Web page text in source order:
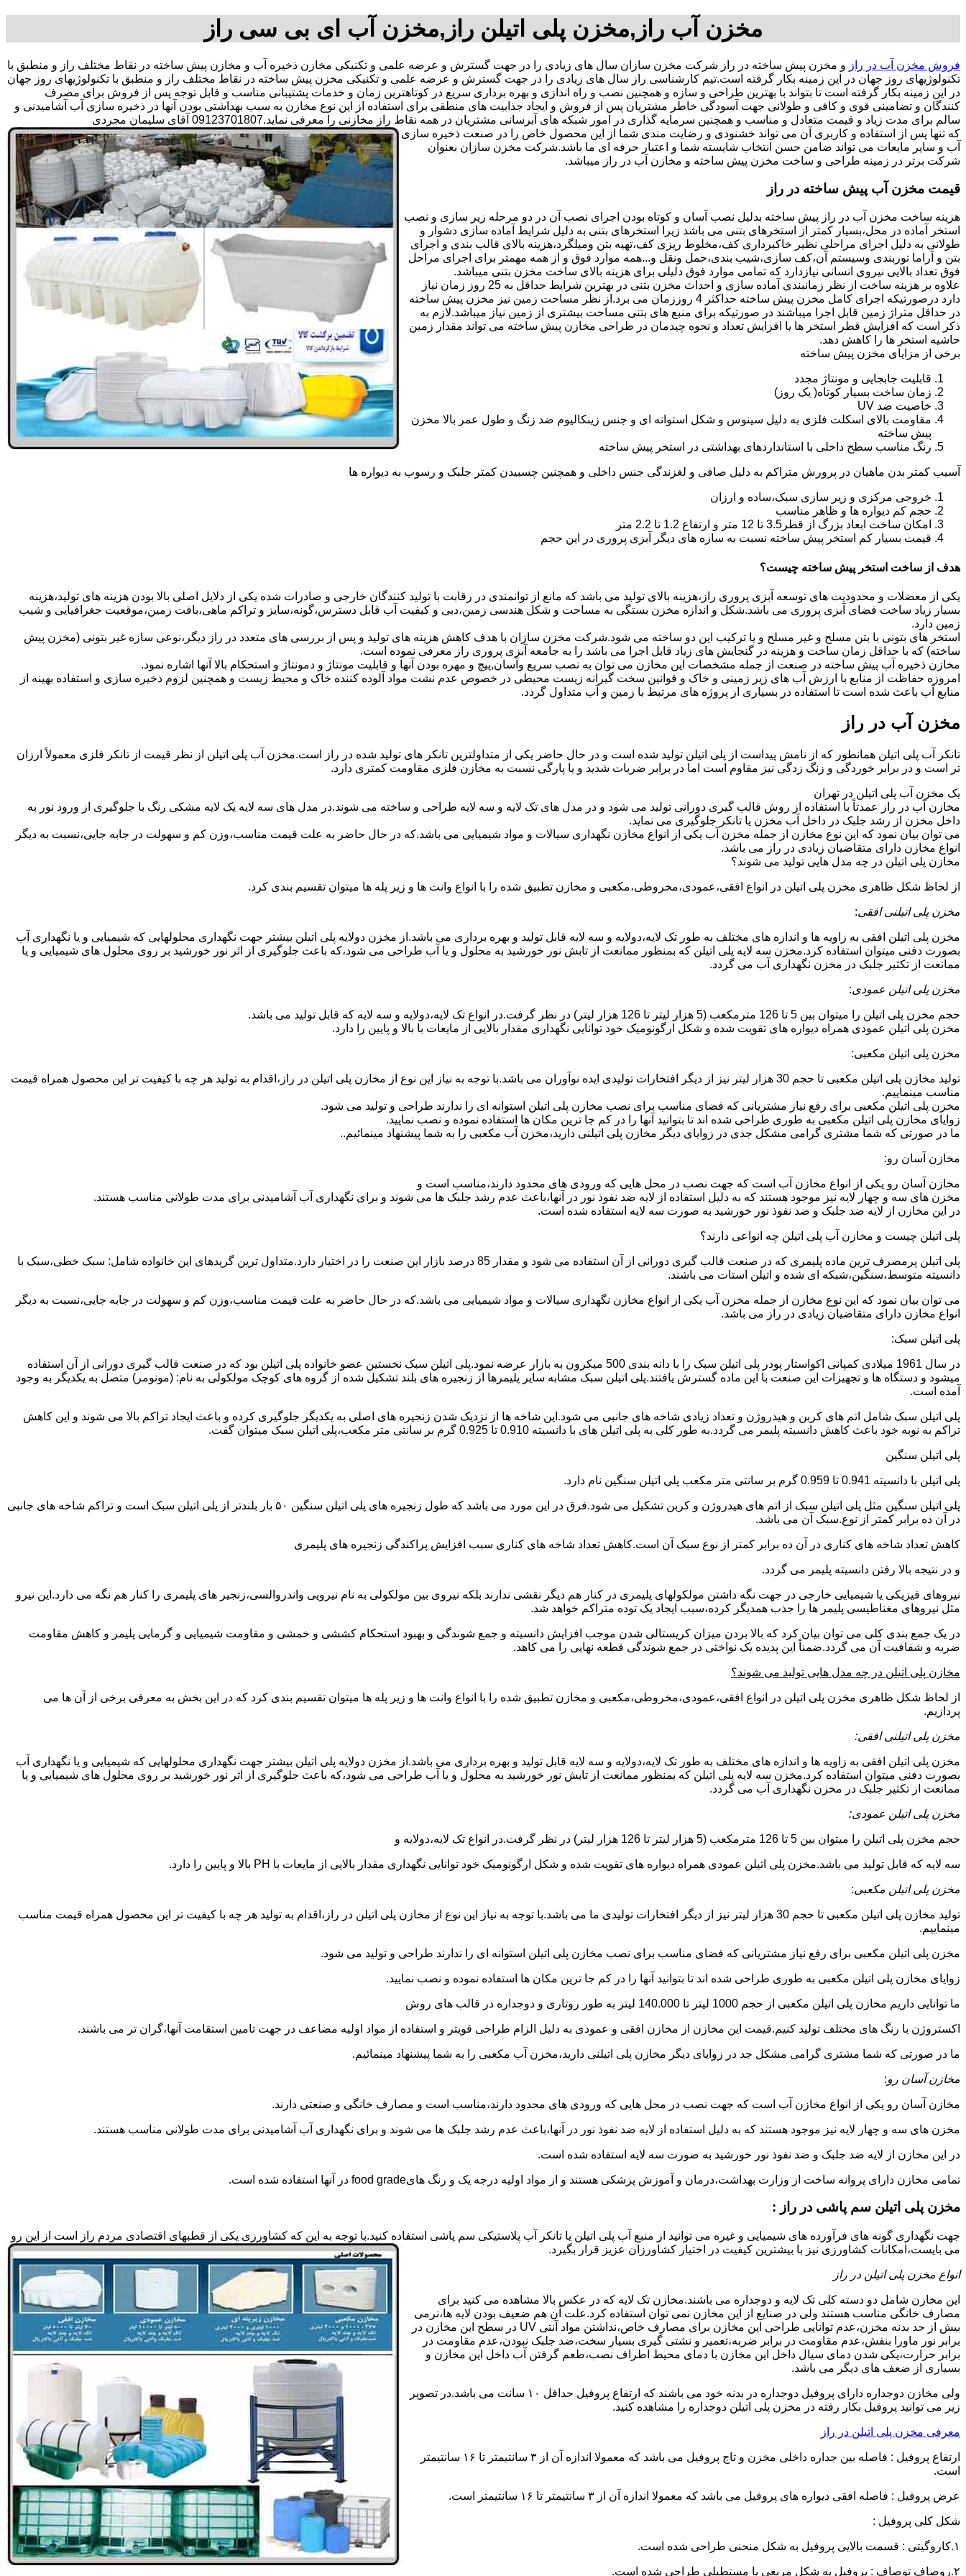
مخزن آب راز,مخزن پلی اتیلن راز,مخزن آب ای بی سی راز
فروش مخزن آب در راز و مخزن پیش ساخته در راز شرکت مخزن سازان سال های زیادی را در جهت گسترش و عرضه علمی و تکنیکی مخازن ذخیره آب و مخازن پیش ساخته در نقاط مختلف راز و منطبق با
تکنولوژیهای روز جهان در این زمینه بکار گرفته است.تیم کارشناسی راز سال های زیادی را در جهت گسترش و عرضه علمی و تکنیکی مخزن پیش ساخته در نقاط مختلف راز و منطبق با تکنولوژیهای روز جهان
در این زمینه بکار گرفته است تا بتواند با بهترین طراحی و سازه و همچنین نصب و راه اندازی و بهره برداری سریع در کوتاهترین زمان و خدمات پشتیبانی مناسب و قابل توجه پس از فروش برای مصرف
کنندگان و تضامینی قوی و کافی و طولانی جهت آسودگی خاطر مشتریان پس از فروش و ایجاد جذابیت های منطقی برای استفاده از این نوع مخازن به سبب بهداشتی بودن آنها در ذخیره سازی آب آشامیدنی و
سالم برای مدت زیاد و قیمت متعادل و مناسب و همچنین سرمایه گذاری در امور شبکه های آبرسانی مشتریان در همه نقاط راز مخازنی را معرفی نماید.09123701807 آقای سلیمان مجردی
که تنها پس از استفاده و کاربری آن می تواند خشنودی و رضایت مندی شما از این محصول خاص را در صنعت ذخیره سازی
آب و سایر مایعات می تواند ضامن حسن انتخاب شایسته شما و اعتبار حرفه ای ما باشد.شرکت مخزن سازان بعنوان
شرکت برتر در زمینه طراحی و ساخت مخزن پیش ساخته و مخازن آب در راز میباشد.
قیمت مخزن آب پیش ساخته در راز
هزینه ساخت مخزن آب در راز پیش ساخته بدلیل نصب آسان و کوتاه بودن اجرای نصب آن در دو مرحله زیر سازی و نصب
استخر آماده در محل،بسیار کمتر از استخرهای بتنی می باشد زیرا استخرهای بتنی به دلیل شرایط آماده سازی دشوار و
طولانی به دلیل اجرای مراحلی نظیر خاکبرداری کف،مخلوط ریزی کف،تهیه بتن ومیلگرد،هزینه بالای قالب بندی و اجرای
بتن و آراما توربندی وسیستم آن،کف سازی،شیب بندی،حمل ونقل و...همه موارد فوق و از همه مهمتر برای اجرای مراحل
فوق تعداد بالایی نیروی انسانی نیازدارد که تمامی موارد فوق دلیلی برای هزینه بالای ساخت مخزن بتنی میباشد.
علاوه بر هزینه ساخت از نظر زمانبندی آماده سازی و احداث مخزن بتنی در بهترین شرایط حداقل به 25 روز زمان نیاز
دارد درصورتیکه اجرای کامل مخزن پیش ساخته حداکثر 4 روززمان می برد.از نظر مساحت زمین نیز مخزن پیش ساخته
در حداقل متراژ زمین قابل اجرا میباشند در صورتیکه برای منبع های بتنی مساحت بیشتری از زمین نیاز میباشد.لازم به
ذکر است که افزایش قطر استخر ها یا افزایش تعداد و نحوه چیدمان در طراحی مخازن پیش ساخته می تواند مقدار زمین
حاشیه استخر ها را کاهش دهد.
برخی از مزایای مخزن پیش ساخته
قابلیت جابجایی و مونتاژ مجدد
زمان ساخت بسیار کوتاه( یک روز)
خاصیت ضد UV
مقاومت بالای اسکلت فلزی به دلیل سینوس و شکل استوانه ای و جنس زینکالیوم ضد زنگ و طول عمر بالا مخزن
پیش ساخته
رنگ مناسب سطح داخلی با استانداردهای بهداشتی در استخر پیش ساخته
آسیب کمتر بدن ماهیان در پرورش متراکم به دلیل صافی و لغزندگی جنس داخلی و همچنین چسبیدن کمتر جلبک و رسوب به دیواره ها
خروجی مرکزی و زیر سازی سبک،ساده و ارزان
حجم کم دیواره ها و ظاهر مناسب
امکان ساخت ابعاد بزرگ از قطر3.5 تا 12 متر و ارتفاع 1.2 تا 2.2 متر
قیمت بسیار کم استخر پیش ساخته نسبت به سازه های دیگر آبزی پروری در این حجم
هدف از ساخت استخر پیش ساخته چیست؟
یکی از معضلات و محدودیت های توسعه آبزی پروری راز،هزینه بالای تولید می باشد که مانع از توانمندی در رقابت با تولید کنندگان خارجی و صادرات شده یکی از دلایل اصلی بالا بودن هزینه های تولید،هزینه
بسیار زیاد ساخت فضای آبزی پروری می باشد.شکل و اندازه مخزن بستگی به مساحت و شکل هندسی زمین،دبی و کیفیت آب قابل دسترس،گونه،سایز و تراکم ماهی،بافت زمین،موقعیت جغرافیایی و شیب
زمین دارد.
استخر های بتونی با بتن مسلح و غیر مسلح و یا ترکیب این دو ساخته می شود.شرکت مخزن سازان با هدف کاهش هزینه های تولید و پس از بررسی های متعدد در راز دیگر،نوعی سازه غیر بتونی (مخزن پیش
ساخته) که با حداقل زمان ساخت و هزینه در گنجایش های زیاد قابل اجرا می باشد را به جامعه آبزی پروری راز معرفی نموده است.
مخازن ذخیره آب پیش ساخته در صنعت از جمله مشخصات این مخازن می توان به نصب سریع وآسان,پیچ و مهره بودن آنها و قابلیت مونتاژ و دمونتاژ و استحکام بالا آنها اشاره نمود.
امروزه حفاظت از منابع با ارزش آب های زیر زمینی و خاک و قوانین سخت گیرانه زیست محیطی در خصوص عدم نشت مواد آلوده کننده خاک و محیط زیست و همچنین لزوم ذخیره سازی و استفاده بهینه از
منابع آب باعث شده است تا استفاده در بسیاری از پروژه های مرتبط با زمین و آب متداول گردد.
مخزن آب در راز
تانکر آب پلی اتیلن همانطور که از نامش پیداست از پلی اتیلن تولید شده است و در حال حاضر یکی از متداولترین تانکر های تولید شده در راز است.مخزن آب پلی اتیلن از نظر قیمت از تانکر فلزی معمولاً ارزان
تر است و در برابر خوردگی و زنگ زدگی نیز مقاوم است اما در برابر ضربات شدید و یا پارگی نسبت به مخازن فلزی مقاومت کمتری دارد.
یک مخزن آب پلی اتیلن در تهران
مخازن آب در راز عمدتاً با استفاده از روش قالب گیری دورانی تولید می شود و در مدل های تک لایه و سه لایه طراحی و ساخته می شوند.در مدل های سه لایه یک لایه مشکی رنگ با جلوگیری از ورود نور به
داخل مخزن از رشد جلبک در داخل آب مخزن یا تانکر جلوگیری می نماید.
می توان بیان نمود که این نوع مخازن از جمله مخزن آب یکی از انواع مخازن نگهداری سیالات و مواد شیمیایی می باشد.که در حال حاضر به علت قیمت مناسب،وزن کم و سهولت در جابه جایی،نسبت به دیگر
انواع مخازن دارای متقاضیان زیادی در راز می باشد.
مخازن پلی اتیلن در چه مدل هایی تولید می شوند؟
از لحاظ شکل ظاهری مخزن پلی اتیلن در انواع افقی،عمودی،مخروطی،مکعبی و مخازن تطبیق شده را با انواع وانت ها و زیر پله ها میتوان تقسیم بندی کرد.
مخزن پلی اتیلنی افقی:
مخزن پلی اتیلن افقی به زاویه ها و اندازه های مختلف به طور تک لایه،دولایه و سه لایه قابل تولید و بهره برداری می باشد.از مخزن دولایه پلی اتیلن بیشتر جهت نگهداری محلولهایی که شیمیایی و یا نگهداری آب
بصورت دفنی میتوان استفاده کرد.مخزن سه لایه پلی اتیلن که بمنظور ممانعت از تابش نور خورشید به محلول و یا آب طراحی می شود،که باعث جلوگیری از اثر نور خورشید بر روی محلول های شیمیایی و یا
ممانعت از تکثیر جلبک در مخزن نگهداری آب می گردد.
مخزن پلی اتیلن عمودی:
حجم مخزن پلی اتیلن را میتوان بین 5 تا 126 مترمکعب (5 هزار لیتر تا 126 هزار لیتر) در نظر گرفت.در انواع تک لایه،دولایه و سه لایه که قابل تولید می باشد.
مخزن پلی اتیلن عمودی همراه دیواره های تقویت شده و شکل ارگونومیک خود توانایی نگهداری مقدار بالایی از مایعات با بالا و پایین را دارد.
مخزن پلی اتیلن مکعبی:
تولید مخازن پلی اتیلن مکعبی تا حجم 30 هزار لیتر نیز از دیگر افتخارات تولیدی ایده نوآوران می باشد.با توجه به نیاز این نوع از مخازن پلی اتیلن در راز،اقدام به تولید هر چه با کیفیت تر این محصول همراه قیمت
مناسب مینماییم.
مخزن پلی اتیلن مکعبی برای رفع نیاز مشتریانی که فضای مناسب برای نصب مخازن پلی اتیلن استوانه ای را ندارند طراحی و تولید می شود.
زوایای مخازن پلی اتیلن مکعبی به طوری طراحی شده اند تا بتوانید آنها را در کم جا ترین مکان ها استفاده نموده و نصب نمایید.
ما در صورتی که شما مشتری گرامی مشکل جدی در زوایای دیگر مخازن پلی اتیلنی دارید،مخزن آب مکعبی را به شما پیشنهاد مینمائیم..
مخازن آسان رو:
مخازن آسان رو یکی از انواع مخازن آب است که جهت نصب در محل هایی که ورودی های محدود دارند،مناسب است و
مخزن های سه و چهار لایه نیز موجود هستند که به دلیل استفاده از لایه ضد نفوذ نور در آنها،باعث عدم رشد جلبک ها می شوند و برای نگهداری آب آشامیدنی برای مدت طولانی مناسب هستند.
در این مخازن از لایه ضد جلبک و ضد نفوذ نور خورشید به صورت سه لایه استفاده شده است.
پلی اتیلن چیست و مخازن آب پلی اتیلن چه انواعی دارند؟
پلی اتیلن پرمصرف ترین ماده پلیمری که در صنعت قالب گیری دورانی از آن استفاده می شود و مقدار 85 درصد بازار این صنعت را در اختیار دارد.متداول ترین گریدهای این خانواده شامل: سبک خطی،سبک با
دانسیته متوسط،سنگین،شبکه ای شده و اتیلن استات می باشند.
می توان بیان نمود که این نوع مخازن از جمله مخزن آب یکی از انواع مخازن نگهداری سیالات و مواد شیمیایی می باشد.که در حال حاضر به علت قیمت مناسب،وزن کم و سهولت در جابه جایی،نسبت به دیگر
انواع مخازن دارای متقاضیان زیادی در راز می باشد.
پلی اتیلن سبک:
در سال 1961 میلادی کمپانی اکواستار پودر پلی اتیلن سبک را با دانه بندی 500 میکرون به بازار عرضه نمود.پلی اتیلن سبک نخستین عضو خانواده پلی اتیلن بود که در صنعت قالب گیری دورانی از آن استفاده
میشود و دستگاه ها و تجهیزات این صنعت با این ماده گسترش یافتند.پلی اتیلن سبک مشابه سایر پلیمرها از زنجیره های بلند تشکیل شده از گروه های کوچک مولکولی به نام: (مونومر) متصل به یکدیگر به وجود
آمده است.
پلی اتیلن سبک شامل اتم های کربن و هیدروژن و تعداد زیادی شاخه های جانبی می شود.این شاخه ها از نزدیک شدن زنجیره های اصلی به یکدیگر جلوگیری کرده و باعث ایجاد تراکم بالا می شوند و این کاهش
تراکم به نوبه خود باعث کاهش دانسیته پلیمر می گردد.به طور کلی به پلی اتیلن های با دانسیته 0.910 تا 0.925 گرم بر سانتی متر مکعب،پلی اتیلن سبک میتوان گفت.
پلی اتیلن سنگین
پلی اتیلن با دانسیته 0.941 تا 0.959 گرم بر سانتی متر مکعب پلی اتیلن سنگین نام دارد.
پلی اتیلن سنگین مثل پلی اتیلن سبک از اتم های هیدروژن و کربن تشکیل می شود.فرق در این مورد می باشد که طول زنجیره های پلی اتیلن سنگین ۵۰ بار بلندتر از پلی اتیلن سبک است و تراکم شاخه های جانبی
در آن ده برابر کمتر از نوع.سبک آن می باشد.
کاهش تعداد شاخه های کناری در آن ده برابر کمتر از نوع سبک آن است.کاهش تعداد شاخه های کناری سبب افزایش پراکندگی زنجیره های پلیمری
و در نتیجه بالا رفتن دانسیته پلیمر می گردد.
نیروهای فیزیکی یا شیمیایی خارجی در جهت نگه داشتن مولکولهای پلیمری در کنار هم دیگر نقشی ندارند بلکه نیروی بین مولکولی به نام نیرویی واندروالسی،زنجیر های پلیمری را کنار هم نگه می دارد.این نیرو
مثل نیروهای مغناطیسی پلیمر ها را جذب همدیگر کرده،سبب ایجاد یک توده متراکم خواهد شد.
در یک جمع بندی کلی می توان بیان کرد که بالا بردن میزان کریستالی شدن موجب افزایش دانسیته و جمع شوندگی و بهبود استحکام کششی و خمشی و مقاومت شیمیایی و گرمایی پلیمر و کاهش مقاومت
ضربه و شفافیت آن می گردد.ضمناً این پدیده یک نواختی در جمع شوندگی قطعه نهایی را می کاهد.
مخازن پلی اتیلن در چه مدل هایی تولید می شوند؟
از لحاظ شکل ظاهری مخزن پلی اتیلن در انواع افقی،عمودی،مخروطی،مکعبی و مخازن تطبیق شده را با انواع وانت ها و زیر پله ها میتوان تقسیم بندی کرد که در این بخش به معرفی برخی از آن ها می
پردازیم.
مخزن پلی اتیلنی افقی:
مخزن پلی اتیلن افقی به زاویه ها و اندازه های مختلف به طور تک لایه،دولایه و سه لایه قابل تولید و بهره برداری می باشد.از مخزن دولایه پلی اتیلن بیشتر جهت نگهداری محلولهایی که شیمیایی و یا نگهداری آب
بصورت دفنی میتوان استفاده کرد.مخزن سه لایه پلی اتیلن که بمنظور ممانعت از تابش نور خورشید به محلول و یا آب طراحی می شود،که باعث جلوگیری از اثر نور خورشید بر روی محلول های شیمیایی و یا
ممانعت از تکثیر جلبک در مخزن نگهداری آب می گردد.
مخزن پلی اتیلن عمودی:
حجم مخزن پلی اتیلن را میتوان بین 5 تا 126 مترمکعب (5 هزار لیتر تا 126 هزار لیتر) در نظر گرفت.در انواع تک لایه،دولایه و
سه لایه که قابل تولید می باشد.مخزن پلی اتیلن عمودی همراه دیواره های تقویت شده و شکل ارگونومیک خود توانایی نگهداری مقدار بالایی از مایعات با PH بالا و پایین را دارد.
مخزن پلی اتیلن مکعبی:
تولید مخازن پلی اتیلن مکعبی تا حجم 30 هزار لیتر نیز از دیگر افتخارات تولیدی ما می باشد.با توجه به نیاز این نوع از مخازن پلی اتیلن در راز،اقدام به تولید هر چه با کیفیت تر این محصول همراه قیمت مناسب
مینماییم.
مخزن پلی اتیلن مکعبی برای رفع نیاز مشتریانی که فضای مناسب برای نصب مخازن پلی اتیلن استوانه ای را ندارند طراحی و تولید می شود.
زوایای مخازن پلی اتیلن مکعبی به طوری طراحی شده اند تا بتوانید آنها را در کم جا ترین مکان ها استفاده نموده و نصب نمایید.
ما توانایی داریم مخازن پلی اتیلن مکعبی از حجم 1000 لیتر تا 140.000 لیتر به طور روتاری و دوجداره در قالب های روش
اکستروژن با رنگ های مختلف تولید کنیم.قیمت این مخازن از مخازن افقی و عمودی به دلیل الزام طراحی قویتر و استفاده از مواد اولیه مضاعف در جهت تامین استقامت آنها،گران تر می باشند.
ما در صورتی که شما مشتری گرامی مشکل جد در زوایای دیگر مخازن پلی اتیلنی دارید،مخزن آب مکعبی را به شما پیشنهاد مینمائیم.
مخازن آسان رو:
مخازن آسان رو یکی از انواع مخازن آب است که جهت نصب در محل هایی که ورودی های محدود دارند،مناسب است و مصارف خانگی و صنعتی دارند.
مخزن های سه و چهار لایه نیز موجود هستند که به دلیل استفاده از لایه ضد نفوذ نور در آنها،باعث عدم رشد جلبک ها می شوند و برای نگهداری آب آشامیدنی برای مدت طولانی مناسب هستند.
در این مخازن از لایه ضد جلبک و ضد نفوذ نور خورشید به صورت سه لایه استفاده شده است.
تمامی مخازن دارای پروانه ساخت از وزارت بهداشت،درمان و آموزش پزشکی هستند و از مواد اولیه درجه یک و رنگ هایfood grade در آنها استفاده شده است.
مخزن پلی اتیلن سم پاشی در راز :
جهت نگهداری گونه های فرآورده های شیمیایی و غیره می توانید از منبع آب پلی اتیلن یا تانکر آب پلاستیکی سم پاشی استفاده کنید.با توجه به این که کشاورزی یکی از قطبهای اقتصادی مردم راز است از این رو
می بایست،امکانات کشاورزی نیز با بیشترین کیفیت در اختیار کشاورزان عزیز قرار بگیرد.
انواع مخزن پلی اتیلن در راز
این مخازن شامل دو دسته کلی تک لایه و دوجداره می باشند.مخازن تک لایه که در عکس بالا مشاهده می کنید برای
مصارف خانگی مناسب هستند ولی در صنایع از این مخازن نمی توان استفاده کرد.علت آن هم ضعیف بودن لایه ها،نرمی
بیش از حد بدنه مخزن،عدم توانایی طراحی این مخازن برای مصارف خاص،نداشتن مواد آنتی UV در سطح این مخازن در
برابر نور ماورا بنفش،عدم مقاومت در برابر ضربه،تعمیر و نشتی گیری بسیار سخت،ضد جلبک نبودن،عدم مقاومت در
برابر حرارت،یکی شدن دمای سیال داخل این مخازن با دمای محیط اطراف نصب،طعم گرفتن آب داخل این مخازن و
بسیاری از ضعف های دیگر می باشد.
ولی مخازن دوجداره دارای پروفیل دوجداره در بدنه خود می باشند که ارتفاع پروفیل حداقل ۱۰ سانت می باشد.در تصویر
زیر می توانید پروفیل بکار رفته در مخزن پلی اتیلن دوجداره را مشاهده کنید.
معرفی مخزن پلی اتیلن در راز
ارتفاع پروفیل : فاصله بین جداره داخلی مخزن و تاج پروفیل می باشد که معمولا اندازه آن از ۳ سانتیمتر تا ۱۶ سانتیمتر
است.
عرض پروفیل : فاصله افقی دیواره های پروفیل می باشد که معمولا اندازه آن از ۳ سانتیمتر تا ۱۶ سانتیمتر است.
شکل کلی پروفیل :
۱.کاروگیتی : قسمت بالایی پروفیل به شکل منحنی طراحی شده است.
۲.روصاف توصاف : پروفیل به شکل مربعی یا مستطیلی طراحی شده است.